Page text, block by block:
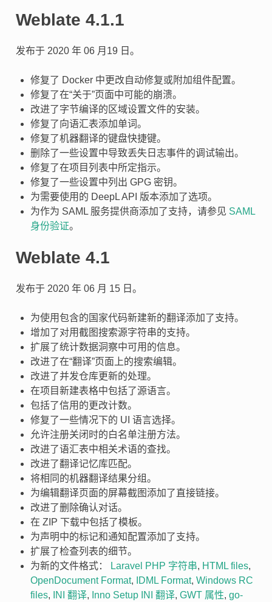
Weblate 4.1.1
发布于 2020 年 06 月19 日。
修复了 Docker 中更改自动修复或附加组件配置。
修复了在“关于”页面中可能的崩溃。
改进了字节编译的区域设置文件的安装。
修复了向语汇表添加单词。
修复了机器翻译的键盘快捷键。
删除了一些设置中导致丢失日志事件的调试输出。
修复了在项目列表中所定指示。
修复了一些设置中列出 GPG 密钥。
为需要使用的 DeepL API 版本添加了选项。
为作为 SAML 服务提供商添加了支持，请参见 SAML
身份验证。
Weblate 4.1
发布于 2020 年 06 月 15 日。
为使用包含的国家代码新建新的翻译添加了支持。
增加了对用截图搜索源字符串的支持。
扩展了统计数据洞察中可用的信息。
改进了在“翻译”页面上的搜索编辑。
改进了并发仓库更新的处理。
在项目新建表格中包括了源语言。
包括了信用的更改计数。
修复了一些情况下的 UI 语言选择。
允许注册关闭时的白名单注册方法。
改进了语汇表中相关术语的查找。
改进了翻译记忆库匹配。
将相同的机器翻译结果分组。
为编辑翻译页面的屏幕截图添加了直接链接。
改进了删除确认对话。
在 ZIP 下载中包括了模板。
为声明中的标记和通知配置添加了支持。
扩展了检查列表的细节。
为新的文件格式：
Laravel PHP 字符串, HTML files,
OpenDocument Format, IDML Format, Windows RC
files, INI 翻译, Inno Setup INI 翻译, GWT 属性, go-